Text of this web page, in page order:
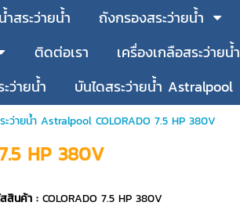
สระว่ายน้ำ ถังกรองสระว่ายน้ำ
ติดต่อเรา เครื่องเกลือสระว่ายน้ำ
ว่ายน้ำ
บันไดสระว่ายน้ำ Astralpool
ว่ายน้ำ Astralpool COLORADO 7.5 HP 380V
HP 380V
สินค้า : COLORADO 7.5 HP 380V